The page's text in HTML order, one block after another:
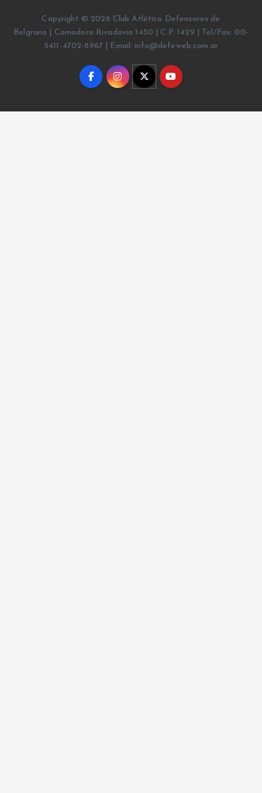
Copyright © 2026 Club Atlético Defensores de
Belgrano | Comodoro Rivadavia 1450 | C.P. 1429 | Tel/Fax: 00-
5411-4702-8967 | Email: info@defeweb.com.ar